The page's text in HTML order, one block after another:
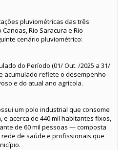
pluviométricas das três
Rio Saracura e Rio
cenário pluviométrico:
do Período (01/ Out. /2025 a 31/
acumulado reflete o desempenho
e do atual ano agrícola.
um polo industrial que consome
acerca de 440 mil habitantes fixos,
de 60 mil pessoas — composta
de saúde e profissionais que